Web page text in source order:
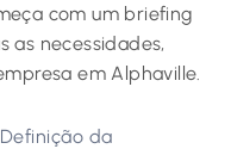
com um briefing
as necessidades,
em Alphaville.
Definição da